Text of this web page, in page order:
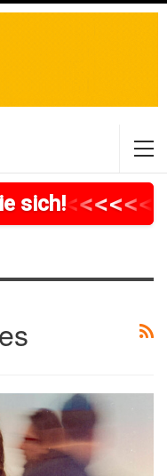
>>
sich!
<<<<<<<